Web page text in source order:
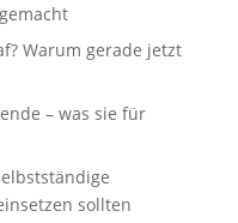
Warum gerade jetzt
– was sie für
sollten